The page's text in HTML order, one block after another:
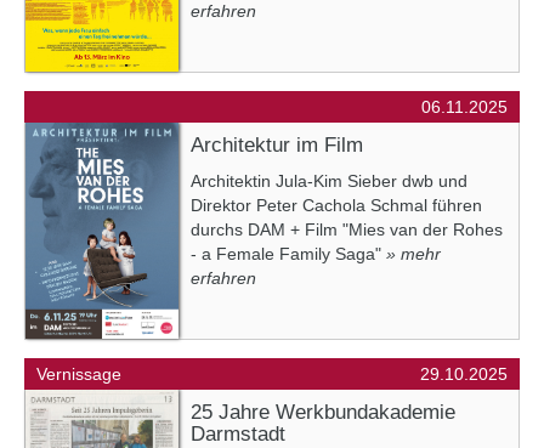
erfahren
06.11.2025
Architektur im Film
Architektin Jula-Kim Sieber dwb und
Direktor Peter Cachola Schmal führen
durchs DAM + Film "Mies van der Rohes
- a Female Family Saga" » mehr
erfahren
Vernissage 29.10.2025
25 Jahre Werkbundakademie
Darmstadt